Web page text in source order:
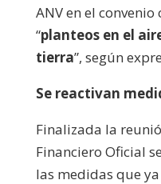
ANV en el
“planteos en el
tierra”, según
Se reactivan
Finalizada la
Financiero Oficial
las medidas que